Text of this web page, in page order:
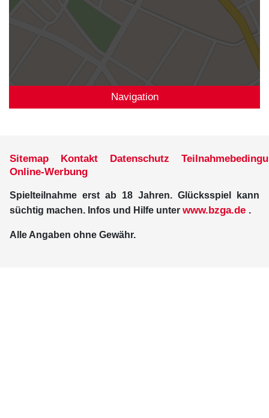
Navigation
Sitemap Kontakt Datenschutz
Online-Werbung
Spielteilnahme erst ab 18 Jahren. Glücksspiel kann
süchtig machen. Infos und Hilfe unter www.bzga.de .
Alle Angaben ohne Gewähr.